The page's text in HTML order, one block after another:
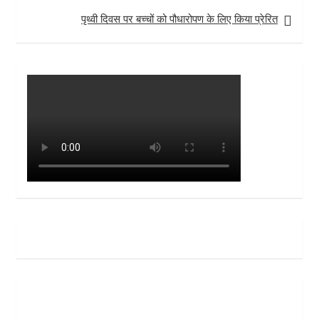
पृथ्वी दिवस पर बच्चों को पौधारोपण के लिए किया प्रेरित